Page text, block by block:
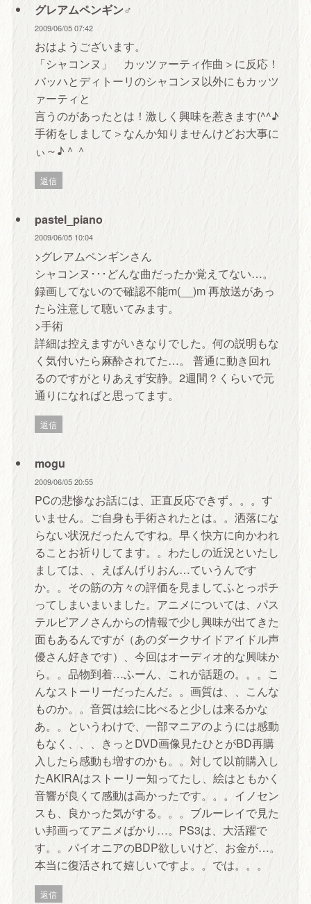
グレアムペンギン♂
2009/06/05 07:42
おはようございます。
「シャコンヌ」 カッツァーティ作曲＞に反応！
バッハとディトーリのシャコンヌ以外にもカッツ
ァーティと
言うのがあったとは！激しく興味を惹きます(^^♪
手術をしまして＞なんか知りませんけどお大事に
ぃ～♪＾＾
返信
pastel_piano
2009/06/05 10:04
>グレアムペンギンさん
シャコンヌ･･･どんな曲だったか覚えてない…。
録画してないので確認不能m(__)m 再放送があっ
たら注意して聴いてみます。
>手術
詳細は控えますがいきなりでした。何の説明もな
く気付いたら麻酔されてた…。 普通に動き回れ
るのですがとりあえず安静。2週間？くらいで元
通りになればと思ってます。
返信
mogu
2009/06/05 20:55
PCの悲惨なお話には、正直反応できず。。。す
いません。ご自身も手術されたとは。。洒落にな
らない状況だったんですね。早く快方に向かわれ
ることお祈りしてます。。わたしの近況といたし
ましては、、えばんげりおん…ていうんです
か。。その筋の方々の評価を見ましてふとっポチ
ってしまいまいました。アニメについては、パス
テルピアノさんからの情報で少し興味が出てきた
面もあるんですが（あのダークサイドアイドル声
優さん好きです）、今回はオーディオ的な興味か
ら。。品物到着…ふーん、これが話題の。。。こ
んなストーリーだったんだ。。画質は、、こんな
ものか。。音質は絵に比べると少しは来るかな
あ。。というわけで、一部マニアのようには感動
もなく、、、きっとDVD画像見たひとがBD再購
入したら感動も増すのかも。。対して以前購入し
たAKIRAはストーリー知ってたし、絵はともかく
音響が良くて感動は高かったです。。。イノセン
スも、良かった気がする。。。ブルーレイで見た
い邦画ってアニメばかり…。PS3は、大活躍で
す。。パイオニアのBDP欲しいけど、お金が…。
本当に復活されて嬉しいですよ。。では。。。
返信